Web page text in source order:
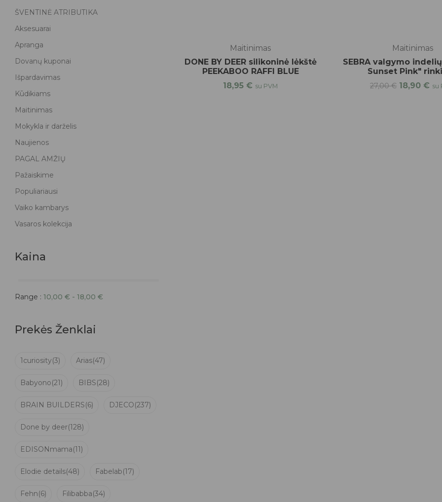
ŠVENTINĖ ATRIBUTIKA
Aksesuarai
Apranga
Dovanų kuponai
Išpardavimas
Kūdikiams
Maitinimas
Mokykla ir darželis
Naujienos
PAGAL AMŽIŲ
Pažaiskime
Populiariausi
Vaiko kambarys
Vasaros kolekcija
Kaina
Range : 10,00 € - 18,00 €
Prekės Ženklai
1curiosity(3) Arias(47)
Babyono(21) BIBS(28)
BRAIN BUILDERS(6) DJECO(237)
Done by deer(128)
EDISONmama(11)
Elodie details(48) Fabelab(17)
Fehn(6) Filibabba(34)
Maitinimas
DONE BY DEER silikoninė lėkštė
PEEKABOO RAFFI BLUE
18,95€ su PVM
Maitinimas
SEBRA valgymo
Sunset Pink"
27,00€ Original
price
18,90€ su